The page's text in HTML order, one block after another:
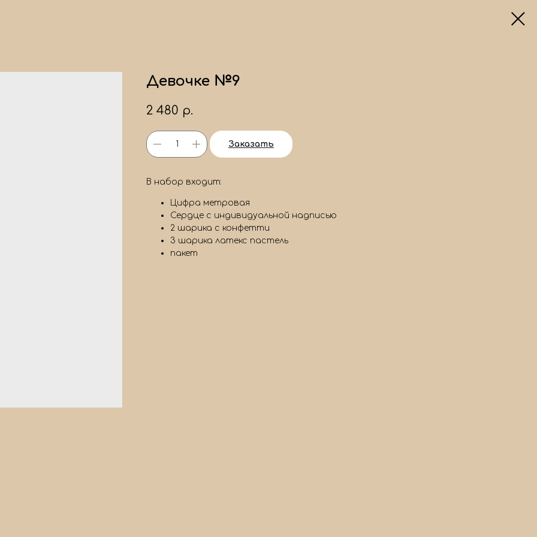
Девочке №9
2 480 р.
Заказать
В набор входит:
Цифра метровая
Сердце с индивидуальной надписью
2 шарика с конфетти
3 шарика латекс пастель
пакет